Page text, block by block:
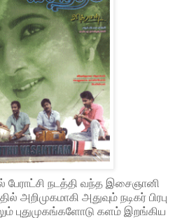
நடத்தி வந்த இசைஞானி
அதுவும் நடிகர் பிரபு
புதுமுகங்களோடு களம் இறங்கிய